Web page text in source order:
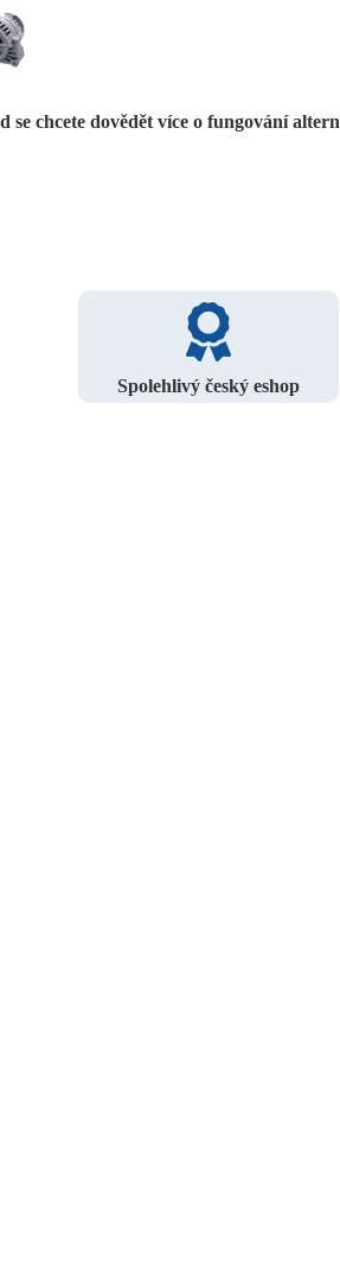
se chcete dovědět více o fungování
Spolehlivý český eshop